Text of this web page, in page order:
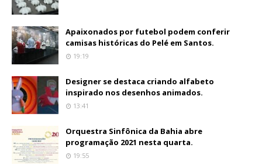
Apaixonados por futebol podem conferir
camisas históricas do Pelé em Santos.
19:19
Designer se destaca criando alfabeto
inspirado nos desenhos animados.
13:41
Orquestra Sinfônica da Bahia abre
programação 2021 nesta quarta.
19:55